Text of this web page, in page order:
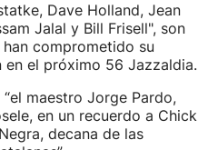
Dave Holland, Jean
Jalal y Bill Frisell", son
comprometido su
el próximo 56 Jazzaldia.
maestro Jorge Pardo,
en un recuerdo a Chick
decana de las